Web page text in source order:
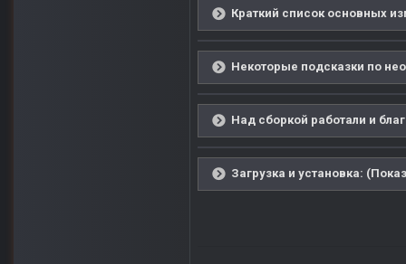
Краткий список основных
Некоторые подсказки по
Над сборкой работали и
Загрузка и установка: